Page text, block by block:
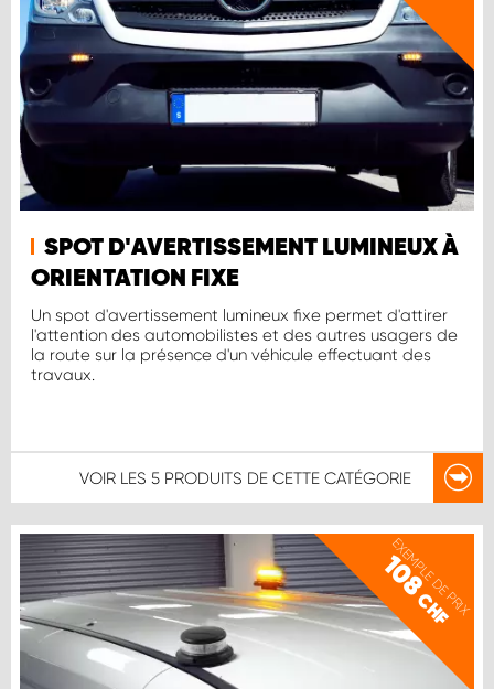
SPOT D'AVERTISSEMENT LUMINEUX À
ORIENTATION FIXE
Un spot d'avertissement lumineux fixe permet d'attirer
l'attention des automobilistes et des autres usagers de
la route sur la présence d'un véhicule effectuant des
travaux.
VOIR LES 5 PRODUITS DE CETTE CATÉGORIE
EXEMPLE DE PRIX
108
CHF